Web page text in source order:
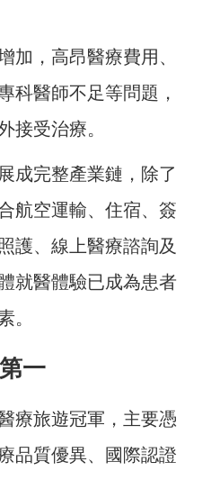
加，高昂醫療費用、
科醫師不足等問題，
接受治療。
成完整產業鏈，除了
航空運輸、住宿、簽
護、線上醫療諮詢及
就醫體驗已成為患者
。
一
療旅遊冠軍，主要憑
品質優異、國際認證